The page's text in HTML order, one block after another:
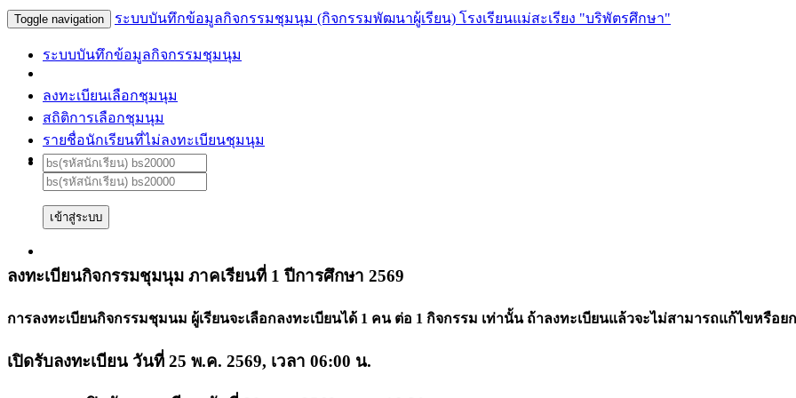
Toggle navigation ระบบบันทึกข้อมูลกิจกรรมชุมนุม (กิจกรรมพัฒนาผู้เรียน) โรงเรียนแม่สะเรียง "บริพัตรศึกษา"
ระบบบันทึกข้อมูลกิจกรรมชุมนุม
ลงทะเบียนเลือกชุมนุม
สถิติการเลือกชุมนุม
รายชื่อนักเรียนที่ไม่ลงทะเบียนชุมนุม
เข้าสู่ระบบ
ลงทะเบียนกิจกรรมชุมนุม ภาคเรียนที่ 1 ปีการศึกษา 2569
การลงทะเบียนกิจกรรมชุมนม ผู้เรียนจะเลือกลงทะเบียนได้ 1 คน ต่อ 1 กิจกรรม เท่านั้น ถ้าลงทะเบียนแล้วจะไม่สามารถแก้ไขหรือย
เปิดรับลงทะเบียน วันที่ 25 พ.ค. 2569, เวลา 06:00 น.